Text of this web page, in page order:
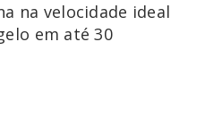
na velocidade ideal
em até 30